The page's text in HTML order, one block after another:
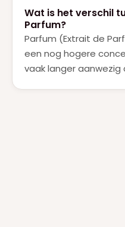
Wat is het verschil
Parfum?
Parfum (Extrait de
een nog hogere
vaak langer aanwezig